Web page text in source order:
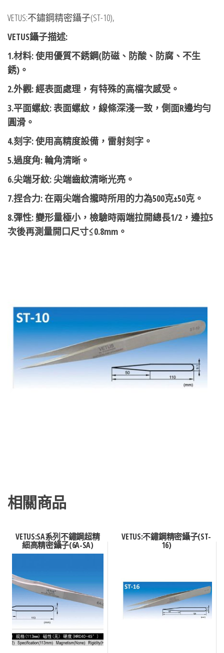
VETUS:不鏽鋼精密鑷子(ST-10),
VETUS鑷子描述:
1.材料: 使用優質不銹鋼(防磁、防酸、防腐、不生
銹)。
2.外觀: 經表面處理，有特殊的高檔次感受。
3.平面螺紋: 表面螺紋，線條深淺一致，側面R邊均勻
圓滑。
4.刻字: 使用高精度設備，雷射刻字。
5.過度角: 輪角清晰。
6.尖端牙紋: 尖端齒紋清晰光亮。
7.捏合力: 在兩尖端合攏時所用的力為500克±50克。
8.彈性: 變形量極小，檢驗時兩端拉開總長1/2，邊拉5
次後再測量開口尺寸≤0.8mm。
相關商品
VETUS:SA系列不鏽鋼超精
細高精密鑷子(6A-SA)
VETUS:不鏽鋼精密鑷子(ST-
16)